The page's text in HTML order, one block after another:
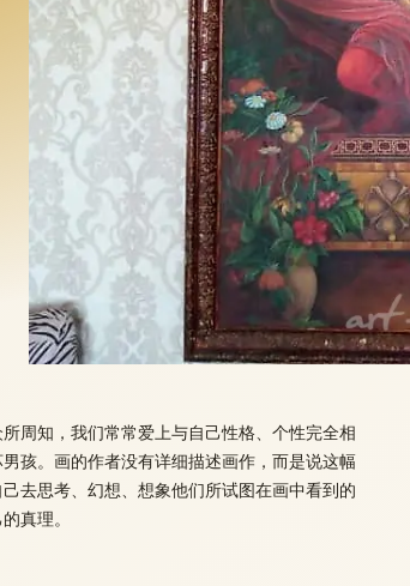
周知，我们常常爱上与自己性格、个性完全相
孩。画的作者没有详细描述画作，而是说这幅
去思考、幻想、想象他们所试图在画中看到的
真理。